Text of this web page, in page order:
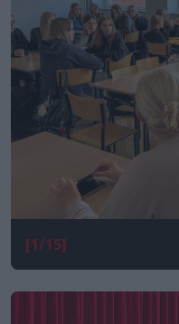
[1/15]